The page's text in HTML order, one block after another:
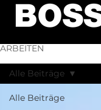
ARBEITEN
Alle Beiträge
Alle Beiträge